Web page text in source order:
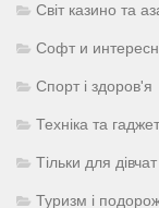
Світ казино та
Софт и
Спорт і здоров'я
Техніка та
Тільки для дівчат
Туризм і